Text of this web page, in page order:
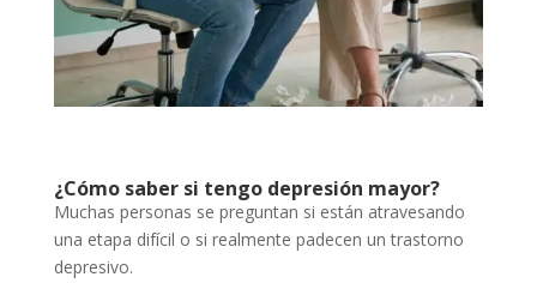
¿Cómo saber si tengo depresión mayor?
Muchas personas se preguntan si están atravesando
una etapa difícil o si realmente padecen un trastorno
depresivo.